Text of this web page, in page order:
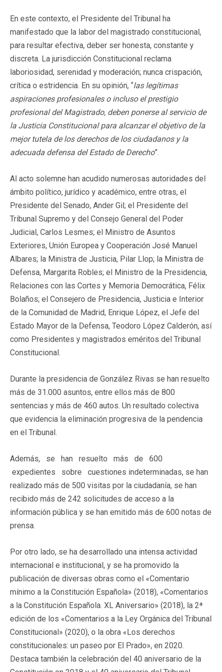
En este contexto, el Presidente del Tribunal ha
manifestado que la labor del magistrado constitucional,
para resultar efectiva, deber ser honesta, constante y
discreta. La jurisdicción Constitucional reclama
laboriosidad, serenidad y moderación; nunca crispación,
crítica o estridencia. En su opinión, “laslegítimas
aspiraciones profesionales o incluso el prestigio
profesional del Magistrado, deben ponerse al servicio de
la Justicia Constitucional para alcanzar el objetivo de la
mejor tutela de los derechos de los ciudadanos y la
adecuada defensa del Estado de Derecho”.
Al acto solemne han acudido numerosas autoridades del
ámbito político, jurídico y académico, entre otras, el
Presidente del Senado, Ander Gil; el Presidente del
Tribunal Supremo y del Consejo General del Poder
Judicial, Carlos Lesmes; el Ministro de Asuntos
Exteriores, Unión Europea y Cooperación José Manuel
Albares; la Ministra de Justicia, Pilar Llop; la Ministra de
Defensa, Margarita Robles; el Ministro de la Presidencia,
Relaciones con las Cortes y Memoria Democrática, Félix
Bolaños; el Consejero de Presidencia, Justicia e Interior
de la Comunidad de Madrid, Enrique López, el Jefe del
Estado Mayor de la Defensa, Teodoro López Calderón, así
como Presidentes y magistrados eméritos del Tribunal
Constitucional.
Durante la presidencia de González Rivas se han resuelto
más de 31.000 asuntos, entre ellos más de 800
sentencias y más de 460 autos. Un resultado colectiva
que evidencia la eliminación progresiva de la pendencia
en el Tribunal.
Además, se han resuelto más de 600
expedientes sobre cuestiones indeterminadas, se han
realizado más de 500 visitas por la ciudadanía, se han
recibido más de 242 solicitudes de acceso a la
información pública y se han emitido más de 600 notas de
prensa.
Por otro lado, se ha desarrollado una intensa actividad
internacional e institucional, y se ha promovido la
publicación de diversas obras como el «Comentario
mínimo a la Constitución Española» (2018), «Comentarios
a la Constitución Española. XL Aniversario» (2018), la 2ª
edición de los «Comentarios a la Ley Orgánica del Tribunal
Constitucional» (2020), o la obra «Los derechos
constitucionales: un paseo por El Prado», en 2020.
Destaca también la celebración del 40 aniversario de la